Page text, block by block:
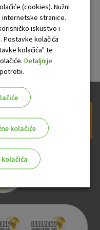
transakcijske racune,
01.07.2023.pdf
(cookies). Nužni
internetske stranice.
iskustvo i
Postavke kolačića
kolačića" te
Detaljnije
kolačiće